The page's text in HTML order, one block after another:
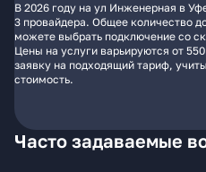
В 2026 году на ул Инженерная в
3 провайдера. Общее количество
можете выбрать подключение со
Цены на услуги варьируются от
заявку на подходящий тариф,
стоимость.
Часто задаваемые